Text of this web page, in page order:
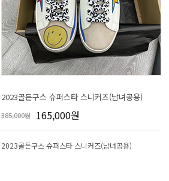
2023골든구스 슈퍼스타 스니커즈(남녀공용)
385,000원 165,000원
2023골든구스 슈퍼스타 스니커즈(남녀공용)